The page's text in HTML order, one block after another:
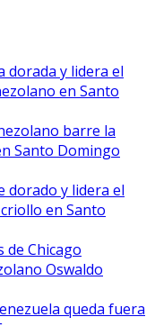
dorada y lidera el
en Santo
barre la
Santo Domingo
dorado y lidera el
en Santo
de Chicago
Oswaldo
queda fuera